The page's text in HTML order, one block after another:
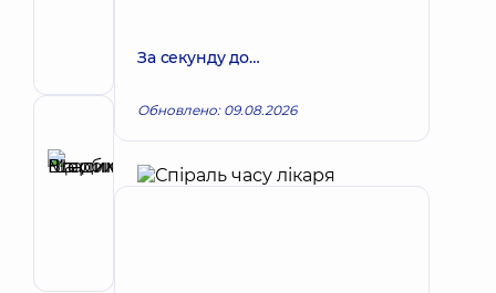
Хирург
Максим
Запись к врачу
За секунду до…
Обновлено: 09.08.2026